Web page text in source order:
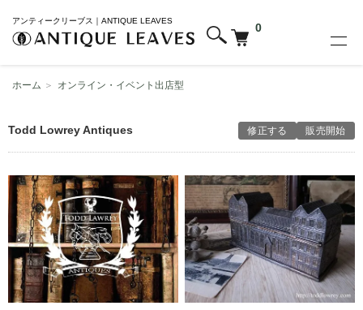
アンティークリーブス｜ANTIQUE LEAVES
0
ホーム ＞ オンライン・イベント出店型
Todd Lowrey Antiques 修正する 販売開始